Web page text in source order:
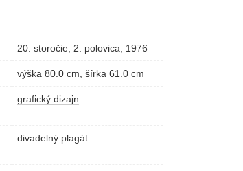
20. storočie, 2. polovica, 1976
výška 80.0 cm, šírka 61.0 cm
grafický dizajn
divadelný plagát